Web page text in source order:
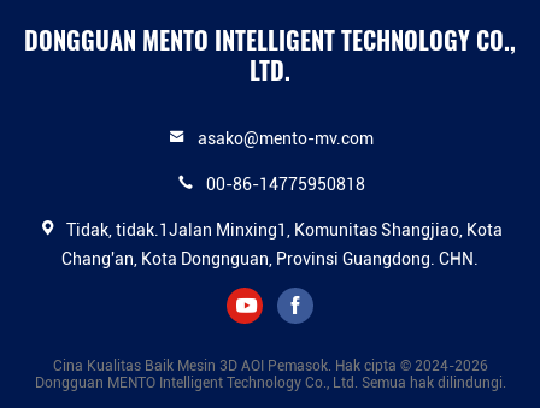
DONGGUAN MENTO INTELLIGENT TECHNOLOGY CO.,
LTD.
asako@mento-mv.com
00-86-14775950818
Tidak, tidak.1Jalan Minxing1, Komunitas Shangjiao, Kota
Chang'an, Kota Dongnguan, Provinsi Guangdong. CHN.
Cina Kualitas Baik Mesin 3D AOI Pemasok. Hak cipta © 2024-2026
Dongguan MENTO Intelligent Technology Co., Ltd. Semua hak dilindungi.